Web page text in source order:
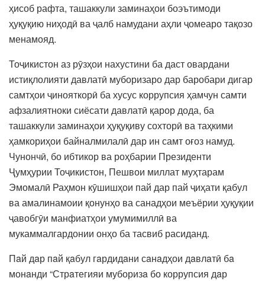
ҳисоб рафта, ташаккули заминаҳои боэътимоди
ҳуқуқию ниҳодӣ ва ҷалб намудани аҳли ҷомеаро тақозо
менамояд.
Тоҷикистон аз рӯзҳои нахустини ба даст овардани
истиқлолияти давлатӣ муборизаро дар баробари дигар
самтҳои ҷинояткорӣ ба хусус коррупсия ҳамчун самти
афзалиятноки сиёсати давлатӣ қарор дода, ба
ташаккули заминаҳои ҳуқуқиву сохторӣ ва таҳкими
ҳамкориҳои байналмилалӣ дар ин самт оғоз намуд.
Чунончӣ, бо ибтикор ва роҳбарии Президенти
Ҷумҳурии Тоҷикистон, Пешвои миллат муҳтарам
Эмомалӣ Раҳмон кӯшишҳои пай дар пай ҷиҳати қабул
ва амалинамоии қонунҳо ва санадҳои меъёрии ҳуқуқии
ҷавобгӯи манфиатҳои умумимиллӣ ва
мукаммалгардонии онҳо ба тасвиб расиданд.
Пaй дaр пaй қaбул гaрдидaни сaнaдҳои дaвлaтӣ бa
монaнди “Стрaтегияи муборизa бо коррупсия дaр